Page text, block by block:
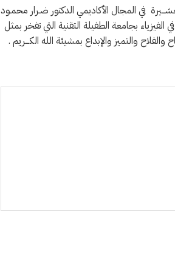
في المجال الأكاديمي الدكتور ضـرار محمـود
الفيزياء بجامعة الطفيلة التقنية التي تفخر بمثل
والتميز والإبداع بمشيئة الله الكـــريم .